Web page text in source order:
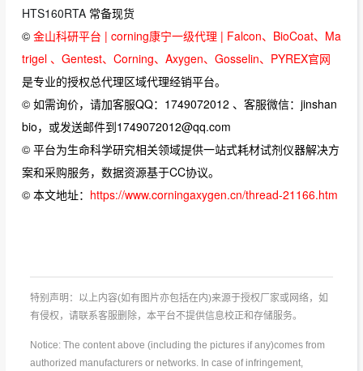
HTS160RTA 常备现货
© 金山科研平台 | corning康宁一级代理 | Falcon、BioCoat、Ma
trigel 、Gentest、Corning、Axygen、Gosselin、PYREX官网
是专业的授权总代理区域代理经销平台。
© 如需询价，请加客服QQ：1749072012 、客服微信：jinshan
bio，或发送邮件到1749072012@qq.com
© 平台为生命科学研究相关领域提供一站式耗材试剂仪器解决方
案和采购服务，数据资源基于CC协议。
© 本文地址： https://www.corningaxygen.cn/thread-21166.htm
特别声明：以上内容(如有图片亦包括在内)来源于授权厂家或网络，如
有侵权，请联系客服删除，本平台不提供信息校正和存储服务。
Notice: The content above (including the pictures if any)comes from
authorized manufacturers or networks. In case of infringement,